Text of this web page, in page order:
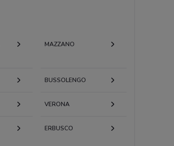
MAZZANO
BUSSOLENGO
VERONA
ERBUSCO